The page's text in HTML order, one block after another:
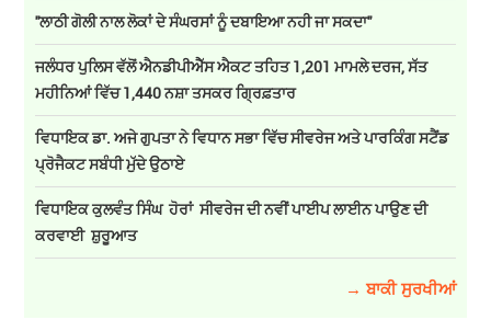
''ਲਾਠੀ ਗੋਲੀ ਨਾਲ ਲੋਕਾਂ ਦੇ ਸੰਘਰਸਾਂ ਨੂੰ ਦਬਾਇਆ ਨਹੀ ਜਾ ਸਕਦਾ''
ਜਲੰਧਰ ਪੁਲਿਸ ਵੱਲੋਂ ਐਨਡੀਪੀਐੱਸ ਐਕਟ ਤਹਿਤ 1,201 ਮਾਮਲੇ ਦਰਜ, ਸੱਤ
ਮਹੀਨਿਆਂ ਵਿੱਚ 1,440 ਨਸ਼ਾ ਤਸਕਰ ਗ੍ਰਿਫ਼ਤਾਰ
ਵਿਧਾਇਕ ਡਾ. ਅਜੇ ਗੁਪਤਾ ਨੇ ਵਿਧਾਨ ਸਭਾ ਵਿੱਚ ਸੀਵਰੇਜ ਅਤੇ ਪਾਰਕਿੰਗ ਸਟੈਂਡ
ਪ੍ਰੋਜੈਕਟ ਸਬੰਧੀ ਮੁੱਦੇ ਉਠਾਏ
ਵਿਧਾਇਕ ਕੁਲਵੰਤ ਸਿੰਘ ਹੋਰਾਂ ਸੀਵਰੇਜ ਦੀ ਨਵੀਂ ਪਾਈਪ ਲਾਈਨ ਪਾਉਣ ਦੀ
ਕਰਵਾਈ ਸ਼ੁਰੂਆਤ
→ ਬਾਕੀ ਸੁਰਖੀਆਂ